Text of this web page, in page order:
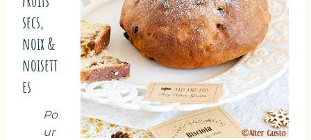
secs,
noix &
noisett
es
Po
ur